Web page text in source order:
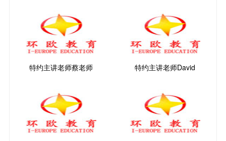
特约主讲老师蔡老师 特约主讲老师David